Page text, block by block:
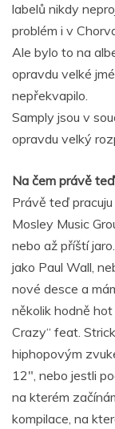
labelů nikdy
problém i v
Ale bylo to na
opravdu velké
nepřekvapilo.
Samply jsou v
opravdu velký
Na čem právě
Právě teď
Mosley Music
nebo až příští
jako Paul Wall,
nové desce a
několik hodně
Crazy“ feat.
hiphopovým
12″, nebo jestli
na kterém
kompilace, na